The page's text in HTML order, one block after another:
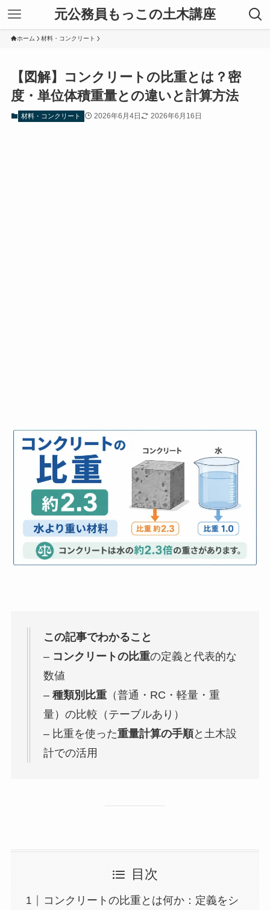
元公務員もっこの土木講座
ホーム 材料・コンクリート
【図解】コンクリートの比重とは？密
度・単位体積重量との違いと計算方法
材料・コンクリート 2026年6月4日 2026年6月16日
この記事でわかること
– コンクリートの比重の定義と代表的な
数値
– 種類別比重（普通・RC・軽量・重
量）の比較（テーブルあり）
– 比重を使った重量計算の手順と土木設
計での活用
目次
コンクリートの比重とは何か：定義をシ